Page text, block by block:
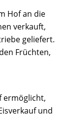
Hof an die
verkauft,
geliefert.
Früchten,
ermöglicht,
und